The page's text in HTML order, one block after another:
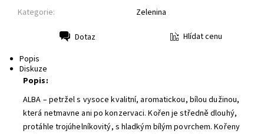
Kategorie: Zelenina
Dotaz
Hlídat cenu
Popis
Diskuze
Popis:
ALBA – petržel s vysoce kvalitní, aromatickou, bílou dužinou,
která netmavne ani po konzervaci. Kořen je středně dlouhý,
protáhle trojúhelníkovitý, s hladkým bílým povrchem. Kořeny